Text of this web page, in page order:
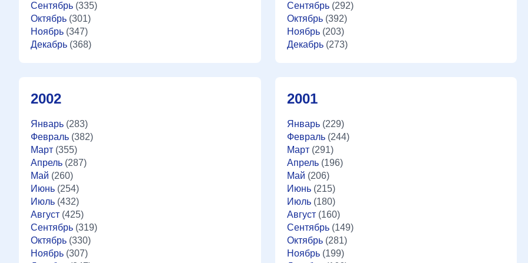
Сентябрь (335)
Октябрь (301)
Ноябрь (347)
Декабрь (368)
Сентябрь(292)
Октябрь(392)
Ноябрь(203)
Декабрь(273)
2002
Январь (283)
Февраль (382)
Март (355)
Апрель (287)
Май (260)
Июнь (254)
Июль (432)
Август (425)
Сентябрь (319)
Октябрь (330)
Ноябрь (307)
2001
Январь(229)
Февраль(244)
Март(291)
Апрель(196)
Май (206)
Июнь(215)
Июль(180)
Август(160)
Сентябрь(149)
Октябрь(281)
Ноябрь(199)